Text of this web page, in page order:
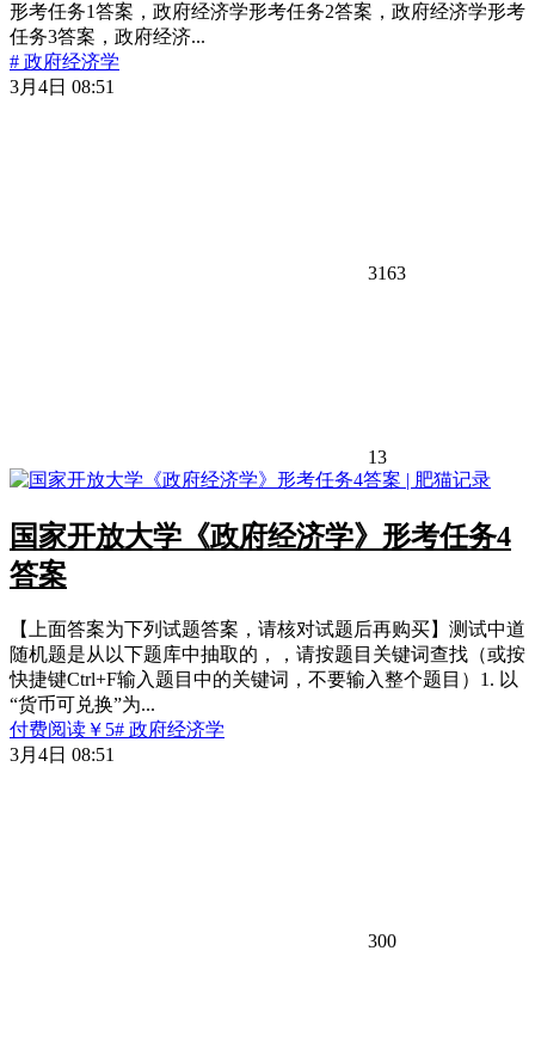
形考任务1答案，政府经济学形考任务2答案，政府经济学形考
任务3答案，政府经济...
# 政府经济学
3月4日 08:51
3163
13
国家开放大学《政府经济学》形考任务4
答案
【上面答案为下列试题答案，请核对试题后再购买】测试中道
随机题是从以下题库中抽取的，，请按题目关键词查找（或按
快捷键Ctrl+F输入题目中的关键词，不要输入整个题目）1. 以
“货币可兑换”为...
付费阅读 ￥ 5# 政府经济学
3月4日 08:51
300